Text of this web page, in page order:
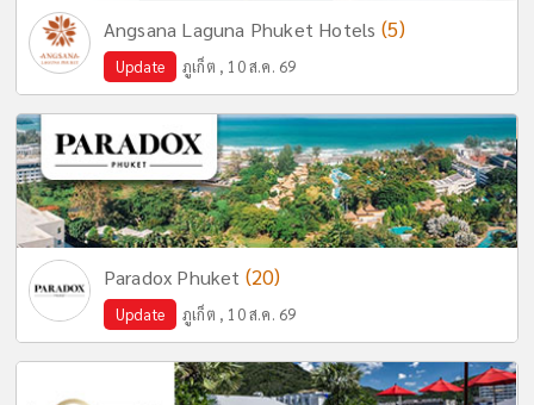
Angsana Laguna Phuket Hotels (5)
Update ภูเก็ต , 10 ส.ค. 69
Paradox Phuket (20)
Update ภูเก็ต , 10 ส.ค. 69